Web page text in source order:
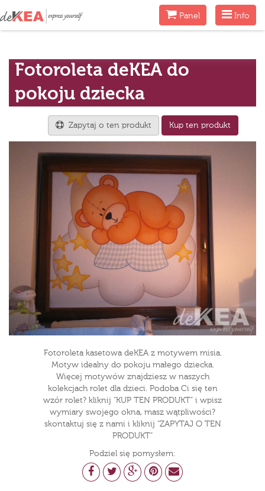
Menu
Info
MenuPanel
Fotoroleta deKEA do
pokoju dziecka
Zapytaj o ten produkt Kup ten produkt
Fotoroleta kasetowa deKEA z motywem misia.
Motyw idealny do pokoju małego dziecka.
Więcej motywów znajdziesz w naszych
kolekcjach rolet dla dzieci. Podoba Ci się ten
wzór rolet? kliknij "KUP TEN PRODUKT" i wpisz
wymiary swojego okna, masz wątpliwości?
skontaktuj się z nami i kliknij "ZAPYTAJ O TEN
PRODUKT"
Podziel się pomysłem: